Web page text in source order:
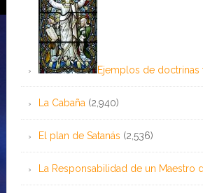
Ejemplos de doctrinas
La Cabaña (2,940)
El plan de Satanás (2,536)
La Responsabilidad de un Maestro